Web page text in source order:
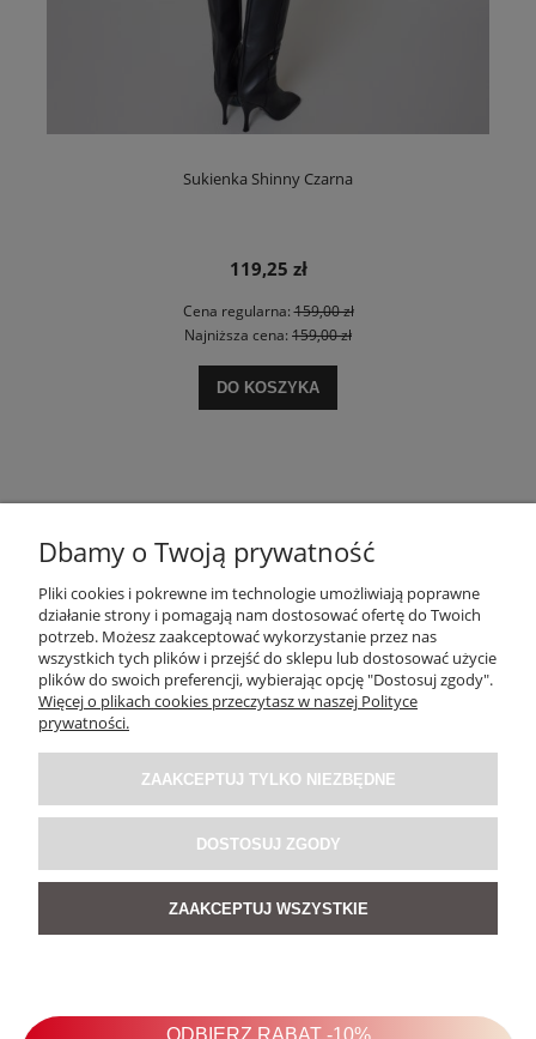
Sukienka Shinny Czarna
119,25 zł
Cena regularna:159,00 zł
Najniższa cena: 159,00 zł
DO KOSZYKA
OBSŁUGA KLIENTA
O NAS / INFORMACJE
MOJE KONTO
SOCIAL MEDIA
Sklep internetowy Shoper Premium
Dbamy o Twoją prywatność
Pliki cookies i pokrewne im technologie umożliwiają poprawne
działanie strony i pomagają nam dostosować ofertę do Twoich
potrzeb. Możesz zaakceptować wykorzystanie przez nas
wszystkich tych plików i przejść do sklepu lub dostosować użycie
plików do swoich preferencji, wybierając opcję "Dostosuj zgody".
Więcej o plikach cookies przeczytasz w naszej Polityce
prywatności.
ZAAKCEPTUJ TYLKO NIEZBĘDNE
DOSTOSUJ ZGODY
ZAAKCEPTUJ WSZYSTKIE